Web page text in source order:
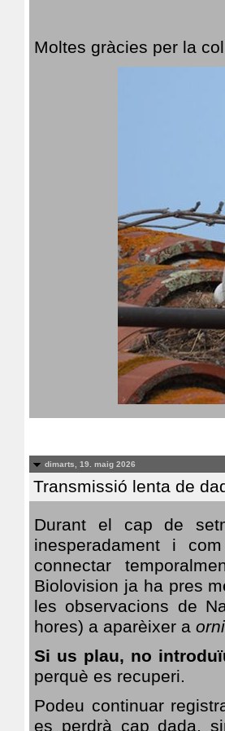
Moltes gràcies per la
dimarts, 19. maig 2026
Transmissió lenta de
Durant el cap de
inesperadament i
connectar
Biolovision ja ha pres
les observacions de
hores) a aparèixer a
Si us plau, no
perquè es recuperi.
Podeu continuar
es perdrà cap dada,